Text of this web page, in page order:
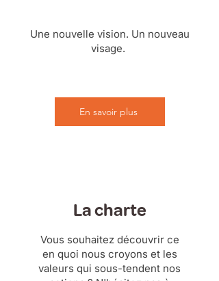
Une nouvelle vision. Un nouveau
visage.
En savoir plus
La charte
Vous souhaitez découvrir ce
en quoi nous croyons et les
valeurs qui sous-tendent nos